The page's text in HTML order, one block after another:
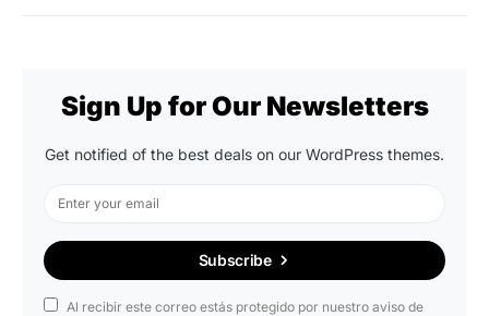
Sign Up for Our Newsletters
Get notified of the best deals on our WordPress themes.
Subscribe
Al recibir este correo estás protegido por nuestro aviso de